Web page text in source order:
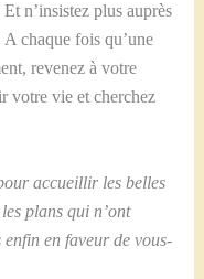
n’insistez plus auprès
chaque fois qu’une
revenez à votre
votre vie et cherchez
accueillir les belles
plans qui n’ont
en faveur de vous-